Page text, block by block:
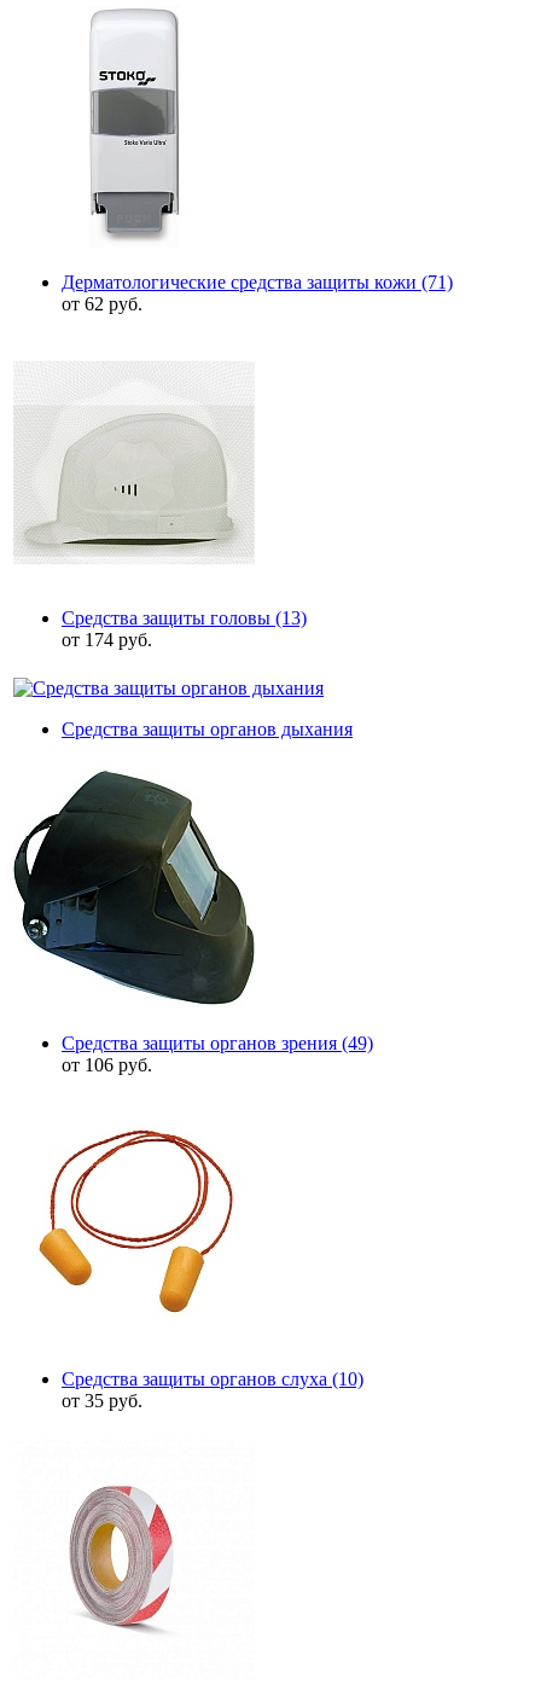
Дерматологические средства защиты кожи (71)
от 62 руб.
Средства защиты головы (13)
от 174 руб.
Средства защиты органов дыхания
Средства защиты органов зрения (49)
от 106 руб.
Средства защиты органов слуха (10)
от 35 руб.